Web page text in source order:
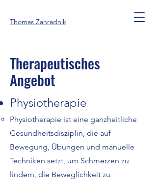
Thomas Zahradnik
Therapeutisches
Angebot
Physiotherapie
​Physiotherapie ist eine ganzheitliche
Gesundheitsdisziplin, die auf
Bewegung, Übungen und manuelle
Techniken setzt, um Schmerzen zu
lindern, die Beweglichkeit zu